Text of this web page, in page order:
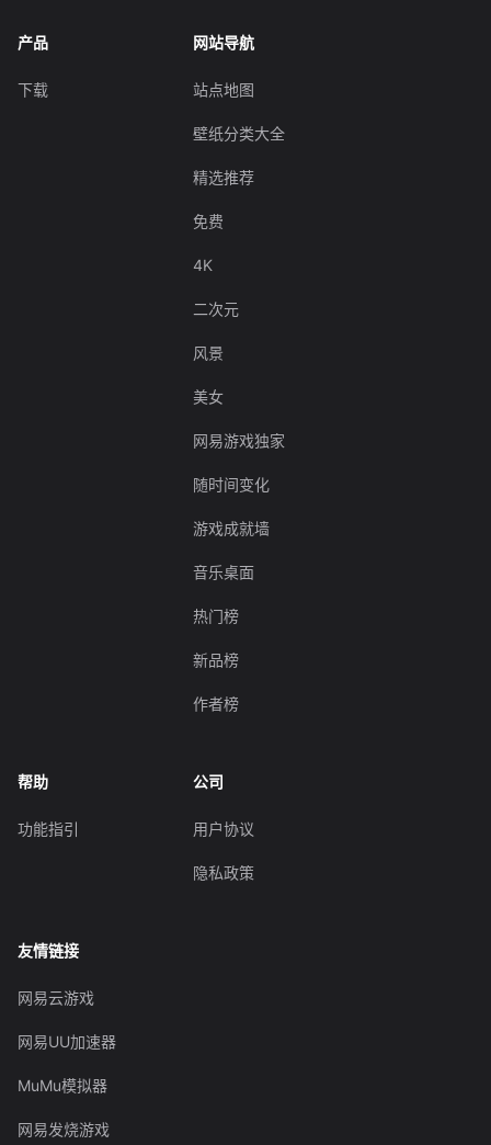
产品
下载
网站导航
站点地图
壁纸分类大全
精选推荐
免费
4K
二次元
风景
美女
网易游戏独家
随时间变化
游戏成就墙
音乐桌面
热门榜
新品榜
作者榜
帮助
功能指引
公司
用户协议
隐私政策
友情链接
网易云游戏
网易UU加速器
MuMu模拟器
网易发烧游戏